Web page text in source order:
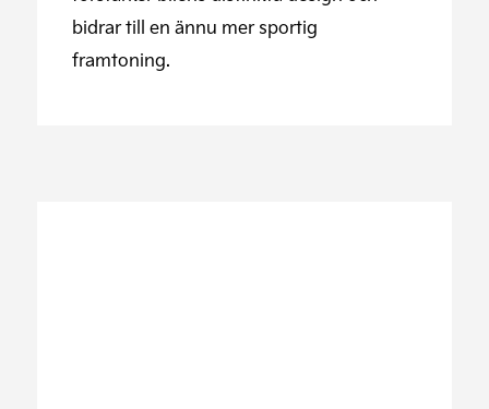
bidrar till en ännu mer sportig
framtoning.